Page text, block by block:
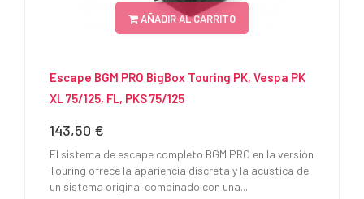
AÑADIR AL CARRITO
Escape BGM PRO BigBox Touring PK, Vespa PK
XL 75/125, FL, PKS 75/125
Precio
143,50 €
El sistema de escape completo BGM PRO en la versión
Touring ofrece la apariencia discreta y la acústica de
un sistema original combinado con una...